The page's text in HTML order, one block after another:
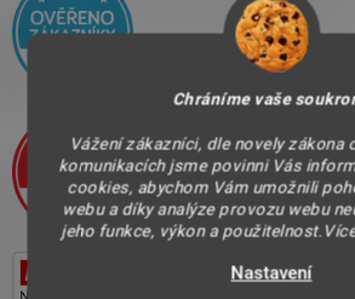
Chráníme vaše
Vážení zákazníci, dle novely zákona
komunikacích jsme povinni Vás
cookies, abychom Vám umožnili
webu a díky analýze provozu webu
jeho funkce, výkon a
Nastavení